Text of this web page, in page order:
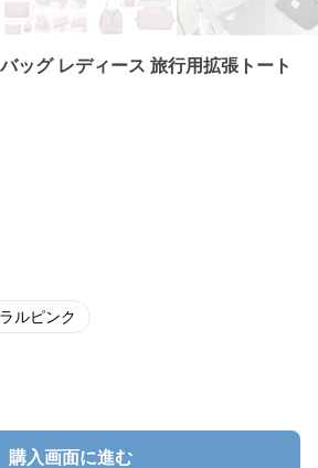
ッグ レディース 旅行用拡張トート
ルピンク
購入画面に進む